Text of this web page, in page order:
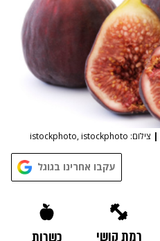
| צילום: istockphoto, istockphoto
עקבו אחרינו בגוגל
רמת קושי